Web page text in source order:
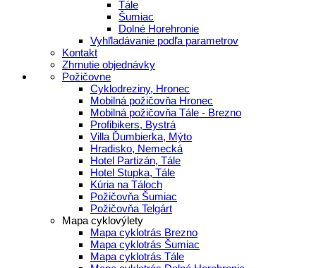
Tále
Šumiac
Dolné Horehronie
Vyhľladávanie podľa parametrov
Kontakt
Zhrnutie objednávky
Požičovne
Cyklodreziny, Hronec
Mobilná požičovňa Hronec
Mobilná požičovňa Tále - Brezno
Profibikers, Bystrá
Villa Ďumbierka, Mýto
Hradisko, Nemecká
Hotel Partizán, Tále
Hotel Stupka, Tále
Kúria na Táloch
Požičovňa Šumiac
Požičovňa Telgárt
Mapa cyklovýlety
Mapa cyklotrás Brezno
Mapa cyklotrás Šumiac
Mapa cyklotrás Tále